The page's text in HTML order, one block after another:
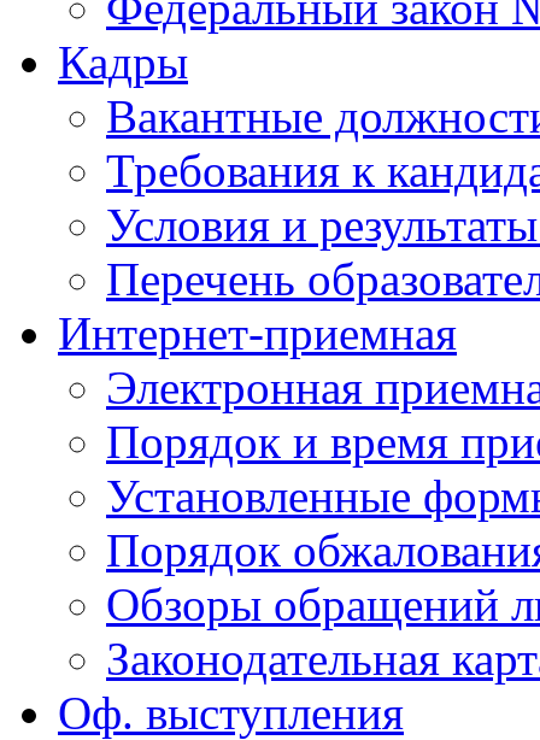
Кадры
Вакантные
Требования к
Условия и
Перечень
Интернет-приемная
Электронная
Порядок и время
Установленные
Порядок
Обзоры обращений
Законодательная
Оф. выступления